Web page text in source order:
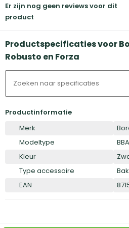
Er zijn nog geen reviews voor dit
product
Productspecificaties voor
Robusto en Forza
Productinformatie
Merk
Modeltype
Kleur
Type accessoire
EAN